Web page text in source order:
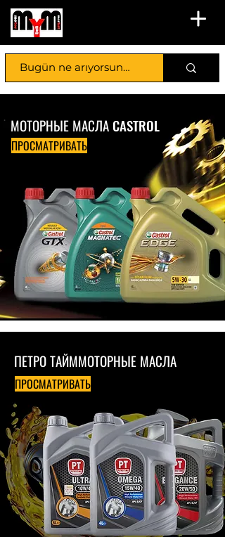
ПЕТРО ТАЙММОТОРНЫЕ МАСЛА
ПРОСМАТРИВАТЬ
МОТОРНЫЕ МАСЛА CASTROL
ПРОСМАТРИВАТЬ